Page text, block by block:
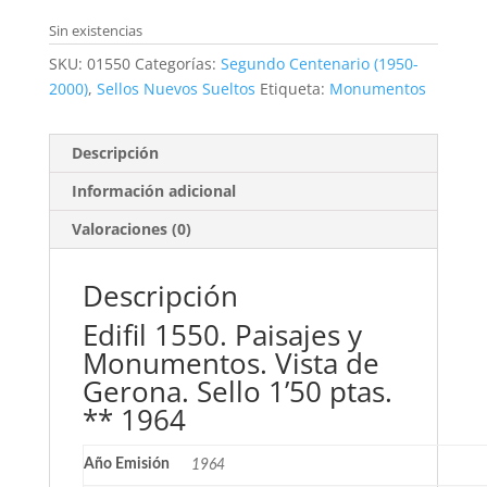
original
era:
0,20€.
actual
es:
0,10€.
Sin existencias
SKU: 01550 Categorías: Segundo Centenario (1950-
2000), Sellos Nuevos Sueltos Etiqueta: Monumentos
Descripción
Información adicional
Valoraciones (0)
Descripción
Edifil 1550. Paisajes y
Monumentos. Vista de
Gerona. Sello 1’50 ptas.
** 1964
Año Emisión 1964